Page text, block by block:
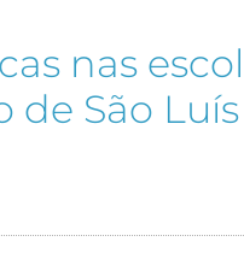
nas
de São Luís